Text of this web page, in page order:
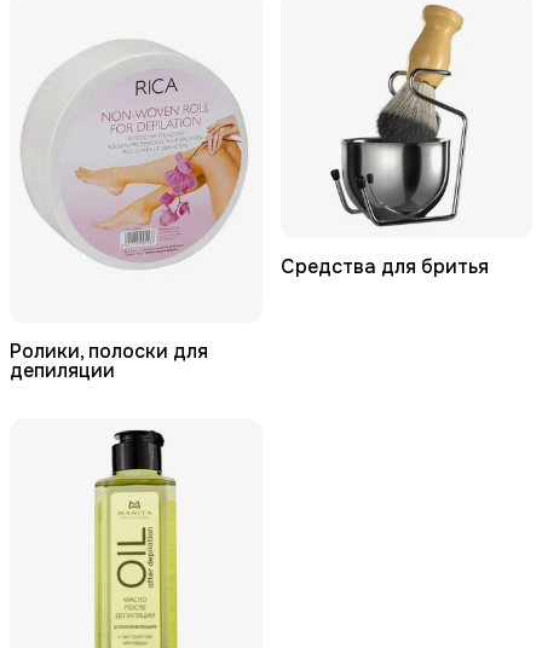
Ролики, полоски для
депиляции
Средства для бритья